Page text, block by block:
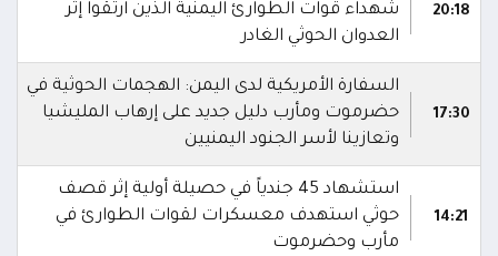
20:18
شهداء قوات الطوارئ اليمنية الذين ارتقوا إثر
العدوان الحوثي الغادر
17:30
السفارة الأمريكية لدى اليمن: الهجمات الحوثية في
حضرموت ومأرب دليل جديد على إرهاب المليشيا
وتعازينا لأسر الجنود اليمنيين
14:21
استشهاد 45 جندياً في حصيلة أولية إثر قصف
حوثي استهدف معسكرات لقوات الطوارئ في
مأرب وحضرموت